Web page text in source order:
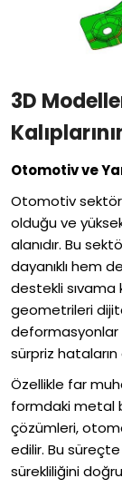
3D
Otomotiv ve
Otomotiv
olduğu ve
alanıdır. Bu
dayanıklı hem
destekli sıvama
geometrileri
deformasyonlar
sürpriz
Özellikle far
formdaki metal
çözümleri,
edilir. Bu
sürekliliğini